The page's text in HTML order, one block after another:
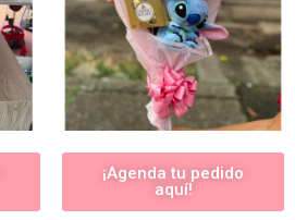
¡Agenda tu pedido
aquí!